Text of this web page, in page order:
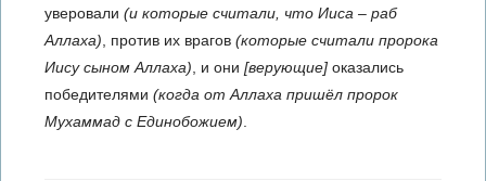
уверовали (и которые считали, что Ииса – раб
Аллаха) , против их врагов (которые считали пророка
Иису сыном Аллаха) , и они [верующие] оказались
победителями (когда от Аллаха пришёл пророк
Мухаммад с Единобожием)